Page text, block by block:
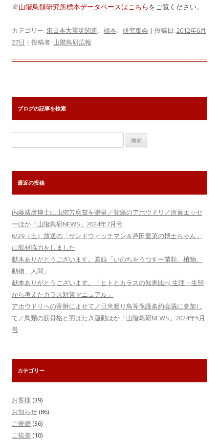
※山階鳥類研究所標本データベースはこちらをご覧ください。
カテゴリー: 東日本大震災関連、 標本、 研究集会 | 投稿日: 2012年6月
27日 | 投稿者: 山階鳥研広報
ブログの記事を検索
索:
最近の投稿
内藤靖彦博士に山階芳麿賞を贈呈／聟島のアホウドリ／所員エッセ
ーほか「山階鳥研NEWS」2024年7月号
6/29（土）放送の「サンドウィッチマン＆芦田愛菜の博士ちゃん」
に取材協力をしました
献本ありがとうございます。図録「いのちをうつすー菌類、植物、
動物、人間」
献本ありがとうございます。「ヒトとカラスの知恵比べ 生理・生態
から考えたカラス対策マニュアル」
アホウドリへの寄附によせて／日米渡り鳥等保護条約会議に参加し
て／鳥類の筋骨格と羽ばたき運動ほか「山階鳥研NEWS」2024年5月
号
カテゴリー
お客様 (39)
お知らせ (86)
ご寄贈 (36)
ご挨拶 (10)